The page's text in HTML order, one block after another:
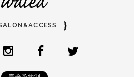
& ACCESS ｝